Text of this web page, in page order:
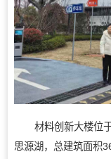
材料创新大楼位
思源湖，总建筑面积